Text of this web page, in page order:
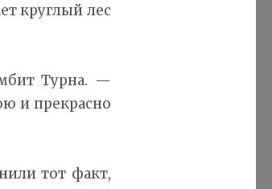
круглый лес
Турна. —
и прекрасно
тот факт,